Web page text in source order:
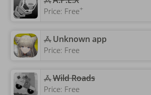
Price: Free+
Unknown app
Price: Free
‎Wild Roads
Price: Free